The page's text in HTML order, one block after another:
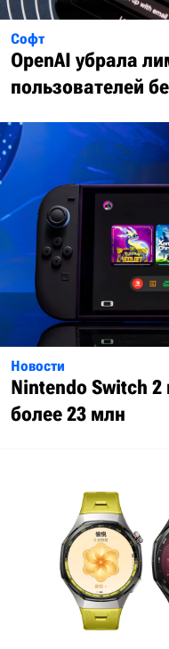
Софт
OpenAI убрала
пользователей
Новости
Nintendo Switch
более 23 млн